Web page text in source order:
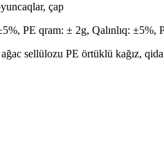
çap
PE qram: ± 2g, Qalınlıq: ±5%,
sellülozu PE örtüklü kağız,